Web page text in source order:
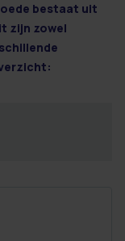
bestaat uit
zijn zowel